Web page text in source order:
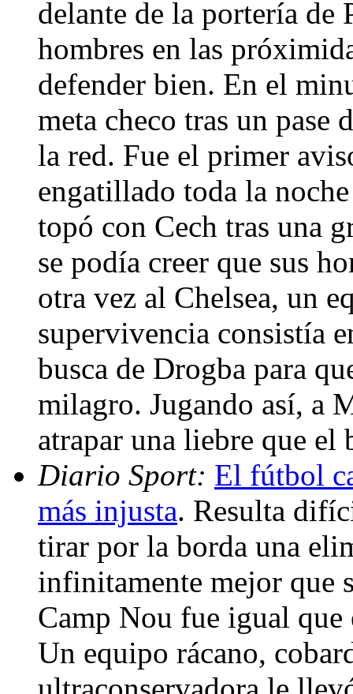
delante de la portería de
hombres en las
defender bien. En el
meta checo tras un pase
la red. Fue el primer
engatillado toda la
topó con Cech tras una
se podía creer que sus
otra vez al Chelsea, un
supervivencia consistía
busca de Drogba para
milagro. Jugando así, a
atrapar una liebre que
Diario Sport: El fútbol
más injusta. Resulta
tirar por la borda una
infinitamente mejor que
Camp Nou fue igual
Un equipo rácano,